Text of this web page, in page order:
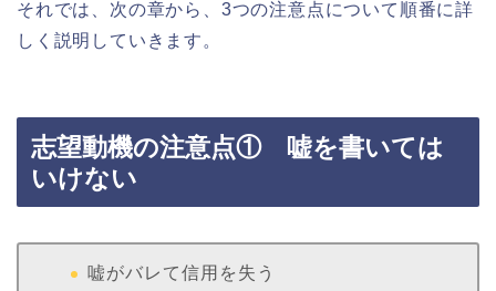
それでは、次の章から、3つの注意点について順番に詳
しく説明していきます。
志望動機の注意点① 嘘を書いては
いけない
嘘がバレて信用を失う